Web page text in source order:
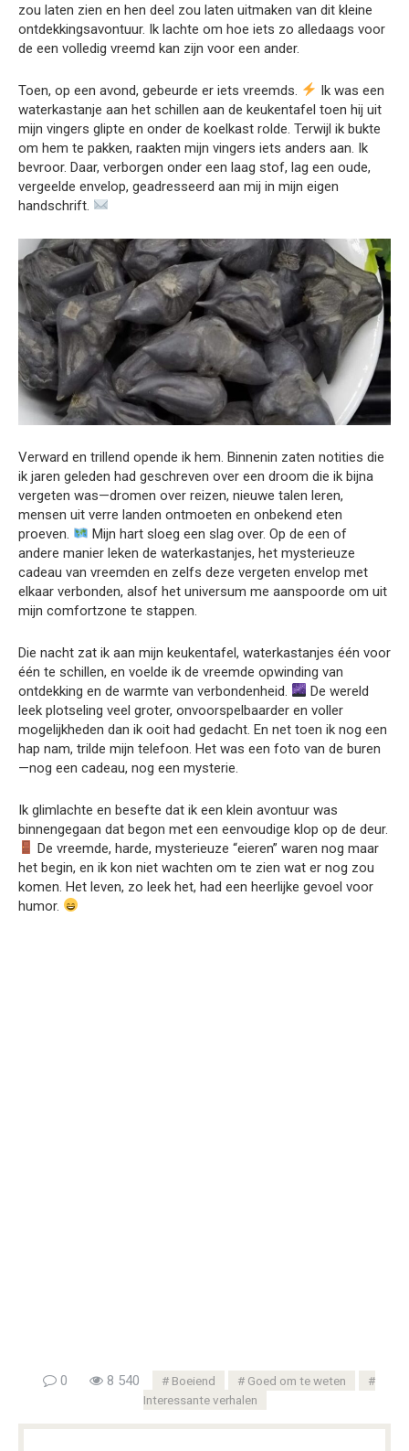
zou laten zien en hen deel zou laten uitmaken van dit kleine
ontdekkingsavontuur. Ik lachte om hoe iets zo alledaags voor
de een volledig vreemd kan zijn voor een ander.
Toen, op een avond, gebeurde er iets vreemds.
Ik was een
waterkastanje aan het schillen aan de keukentafel toen hij uit
mijn vingers glipte en onder de koelkast rolde. Terwijl ik bukte
om hem te pakken, raakten mijn vingers iets anders aan. Ik
bevroor. Daar, verborgen onder een laag stof, lag een oude,
vergeelde envelop, geadresseerd aan mij in mijn eigen
handschrift.
Verward en trillend opende ik hem. Binnenin zaten notities die
ik jaren geleden had geschreven over een droom die ik bijna
vergeten was—dromen over reizen, nieuwe talen leren,
mensen uit verre landen ontmoeten en onbekend eten
proeven.
Mijn hart sloeg een slag over. Op de een of
andere manier leken de waterkastanjes, het mysterieuze
cadeau van vreemden en zelfs deze vergeten envelop met
elkaar verbonden, alsof het universum me aanspoorde om uit
mijn comfortzone te stappen.
Die nacht zat ik aan mijn keukentafel, waterkastanjes één voor
één te schillen, en voelde ik de vreemde opwinding van
ontdekking en de warmte van verbondenheid.
De wereld
leek plotseling veel groter, onvoorspelbaarder en voller
mogelijkheden dan ik ooit had gedacht. En net toen ik nog een
hap nam, trilde mijn telefoon. Het was een foto van de buren
—nog een cadeau, nog een mysterie.
Ik glimlachte en besefte dat ik een klein avontuur was
binnengegaan dat begon met een eenvoudige klop op de deur.
De vreemde, harde, mysterieuze “eieren” waren nog maar
het begin, en ik kon niet wachten om te zien wat er nog zou
komen. Het leven, zo leek het, had een heerlijke gevoel voor
humor.
0 8 540 Boeiend
Goed om te weten
Interessante verhalen